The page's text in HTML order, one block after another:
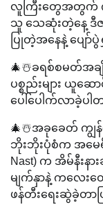
လူကြီးတွေအတွက်
သူ သေဆုံးတဲ့နေ့ ဒီ
ပြုတဲ့အနေနဲ့ ပျေ
🎄☃️ခရစ်စမတ်အ
ပစ္စည်းများ ယူ
ပေါ်ပေါက်လာခဲ့ပါ
🎄☃️အခုခေတ် ကျွ
ဘိုးဘိုးပုံစံက အမေ
Nast) က အိမ်နီးနာ
မျက်နှာနဲ့ ကလေး
ဖန်တီးရေးဆွဲခဲ့တာ